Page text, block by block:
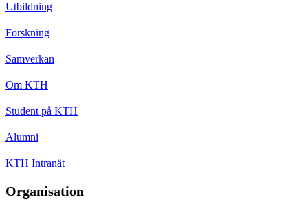
Utbildning
Forskning
Samverkan
Om KTH
Student på KTH
Alumni
KTH Intranät
Organisation